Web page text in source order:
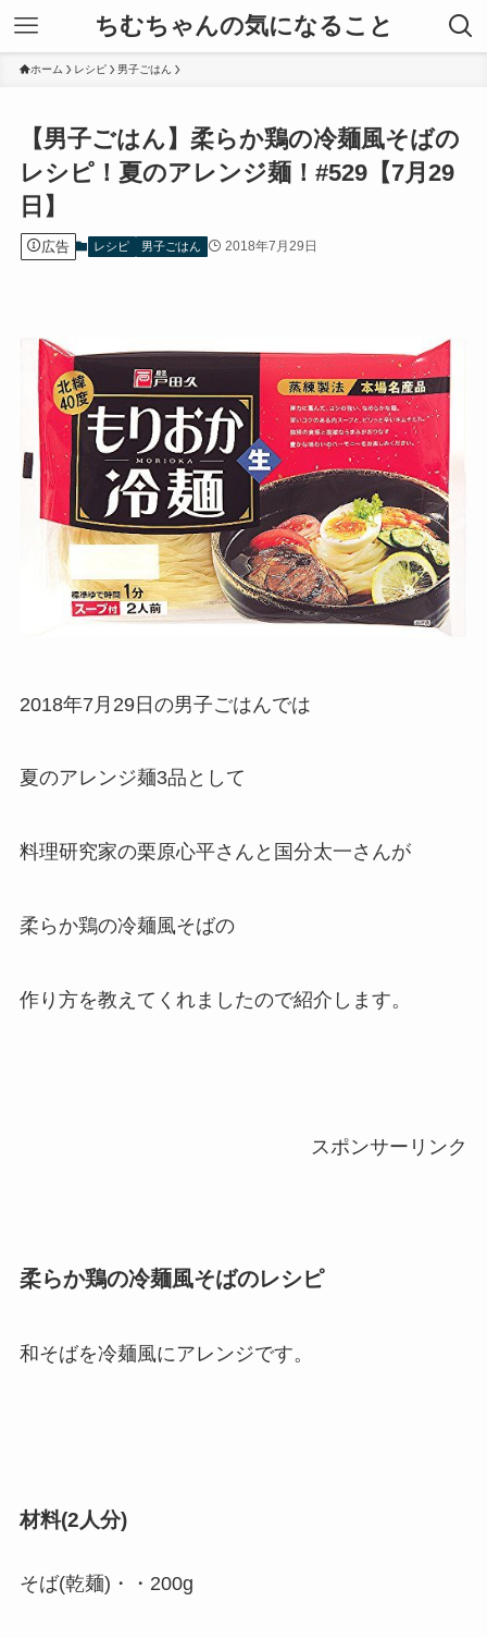
ちむちゃんの気になること
ホーム レシピ 男子ごはん
【男子ごはん】柔らか鶏の冷麺風そばの
レシピ！夏のアレンジ麺！#529【7月29
日】
広告 レシピ 男子ごはん 2018年7月29日
2018年7月29日の男子ごはんでは
夏のアレンジ麺3品として
料理研究家の栗原心平さんと国分太一さんが
柔らか鶏の冷麺風そばの
作り方を教えてくれましたので紹介します。
スポンサーリンク
柔らか鶏の冷麺風そばのレシピ
和そばを冷麺風にアレンジです。
材料(2人分)
そば(乾麺)・・200g